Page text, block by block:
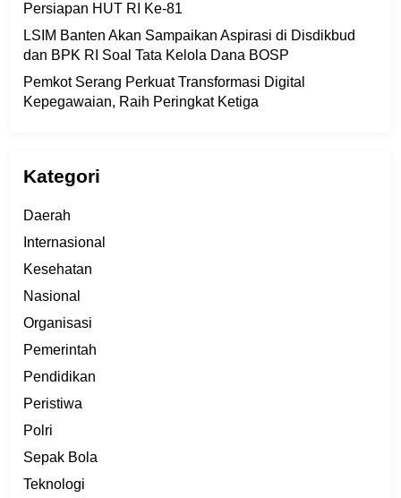
Persiapan HUT RI Ke-81
LSIM Banten Akan Sampaikan Aspirasi di Disdikbud
dan BPK RI Soal Tata Kelola Dana BOSP
Pemkot Serang Perkuat Transformasi Digital
Kepegawaian, Raih Peringkat Ketiga
Kategori
Daerah
Internasional
Kesehatan
Nasional
Organisasi
Pemerintah
Pendidikan
Peristiwa
Polri
Sepak Bola
Teknologi